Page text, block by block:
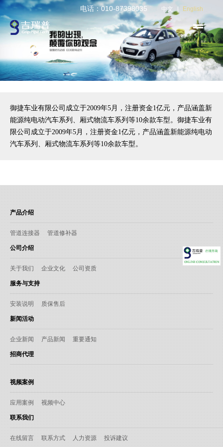
电话：010-87398035 中文 English
御捷车业有限公司成立于2009年5月，注册资金1亿元，产品涵盖新
能源纯电动汽车系列、厢式物流车系列等10余款车型。 御捷车业有
限公司成立于2009年5月，注册资金1亿元，产品涵盖新能源纯电动
汽车系列、厢式物流车系列等10余款车型。
产品介绍
管道连接器 管道修补器
公司介绍
关于我们 企业文化 公司资质
服务与支持
安装说明 质保售后
新闻活动
企业新闻 产品新闻 重要通知
招商代理
视频案例
应用案例 视频中心
联系我们
在线留言 联系方式 人力资源 投诉建议